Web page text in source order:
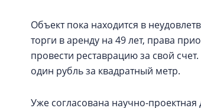
Объект пока находится в
торги в аренду на 49 лет, права
провести реставрацию за свой
один рубль за квадратный метр.
Уже согласована научно-